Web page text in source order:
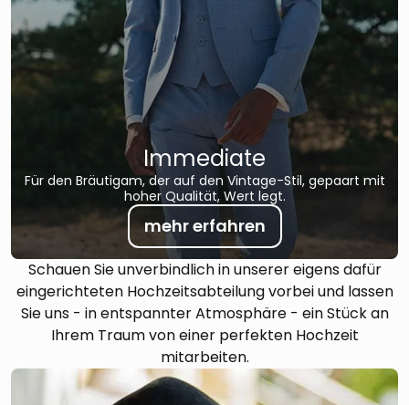
Immediate
Für den Bräutigam, der auf den Vintage-Stil, gepaart mit
hoher Qualität, Wert legt.
mehr erfahren
Schauen Sie unverbindlich in unserer eigens dafür
eingerichteten Hochzeitsabteilung vorbei und lassen
Sie uns - in entspannter Atmosphäre - ein Stück an
Ihrem Traum von einer perfekten Hochzeit
mitarbeiten.